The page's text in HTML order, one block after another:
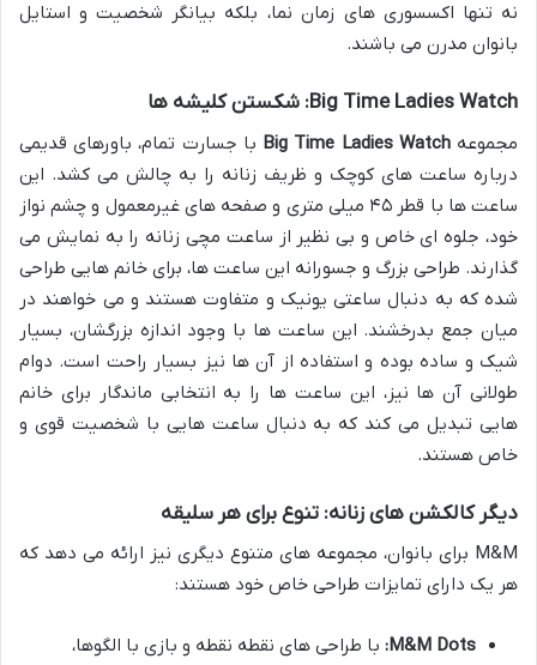
نه تنها اکسسوری های زمان نما، بلکه بیانگر شخصیت و استایل
بانوان مدرن می باشند.
Big Time Ladies Watch: شکستن کلیشه ها
مجموعهBig Time Ladies Watch با جسارت تمام، باورهای قدیمی
درباره ساعت های کوچک و ظریف زنانه را به چالش می کشد. این
ساعت ها با قطر ۴۵ میلی متری و صفحه های غیرمعمول و چشم نواز
خود، جلوه ای خاص و بی نظیر از ساعت مچی زنانه را به نمایش می
گذارند. طراحی بزرگ و جسورانه این ساعت ها، برای خانم هایی طراحی
شده که به دنبال ساعتی یونیک و متفاوت هستند و می خواهند در
میان جمع بدرخشند. این ساعت ها با وجود اندازه بزرگشان، بسیار
شیک و ساده بوده و استفاده از آن ها نیز بسیار راحت است. دوام
طولانی آن ها نیز، این ساعت ها را به انتخابی ماندگار برای خانم
هایی تبدیل می کند که به دنبال ساعت هایی با شخصیت قوی و
خاص هستند.
دیگر کالکشن های زنانه: تنوع برای هر سلیقه
M&M برای بانوان، مجموعه های متنوع دیگری نیز ارائه می دهد که
هر یک دارای تمایزات طراحی خاص خود هستند:
M&M Dots: با طراحی های نقطه نقطه و بازی با الگوها،